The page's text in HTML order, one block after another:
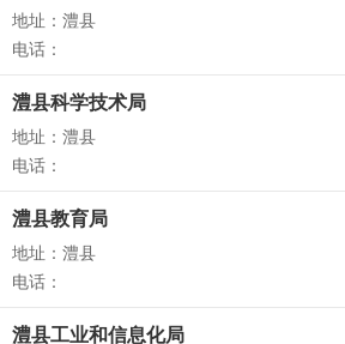
地址：澧县
电话：
澧县科学技术局
地址：澧县
电话：
澧县教育局
地址：澧县
电话：
澧县工业和信息化局